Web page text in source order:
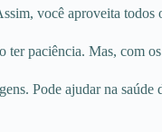
você aproveita todos
ter paciência. Mas, com
Pode ajudar na